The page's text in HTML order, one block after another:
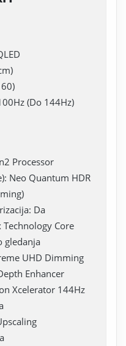
(Do 144Hz)
Processor
Neo Quantum HDR
Da
Core
gledanja
UHD Dimming
Enhancer
Xcelerator 144Hz